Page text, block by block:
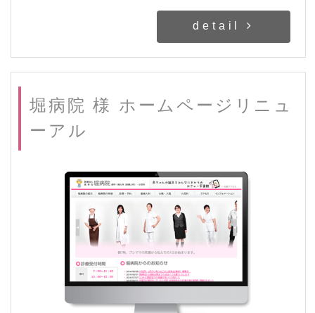
detail
堀病院 様 ホームページリニュ
ーアル